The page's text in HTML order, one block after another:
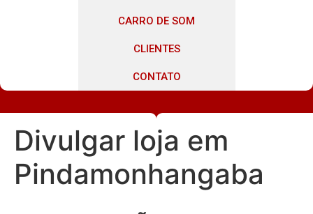
CARRO DE SOM
CLIENTES
CONTATO
Divulgar loja em
Pindamonhangaba